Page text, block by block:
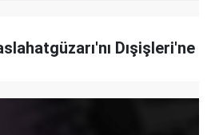
Dışişleri'ne